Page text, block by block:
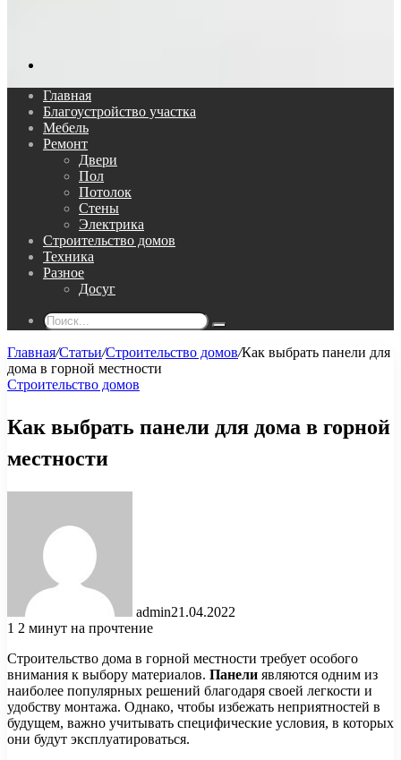
Главная
Благоустройство участка
Мебель
Ремонт
Двери
Пол
Потолок
Стены
Электрика
Строительство домов
Техника
Разное
Досуг
Поиск...
Главная/Статьи/Строительство домов/Как выбрать панели для
дома в горной местности
Строительство домов
Как выбрать панели для дома в горной
местности
admin21.04.2022
1 2 минут на прочтение
Строительство дома в горной местности требует особого
внимания к выбору материалов. Панели являются одним из
наиболее популярных решений благодаря своей легкости и
удобству монтажа. Однако, чтобы избежать неприятностей в
будущем, важно учитывать специфические условия, в которых
они будут эксплуатироваться.